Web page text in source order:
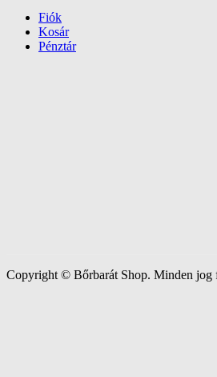
Fiók
Kosár
Pénztár
Copyright © Bőrbarát Shop. Minden jog